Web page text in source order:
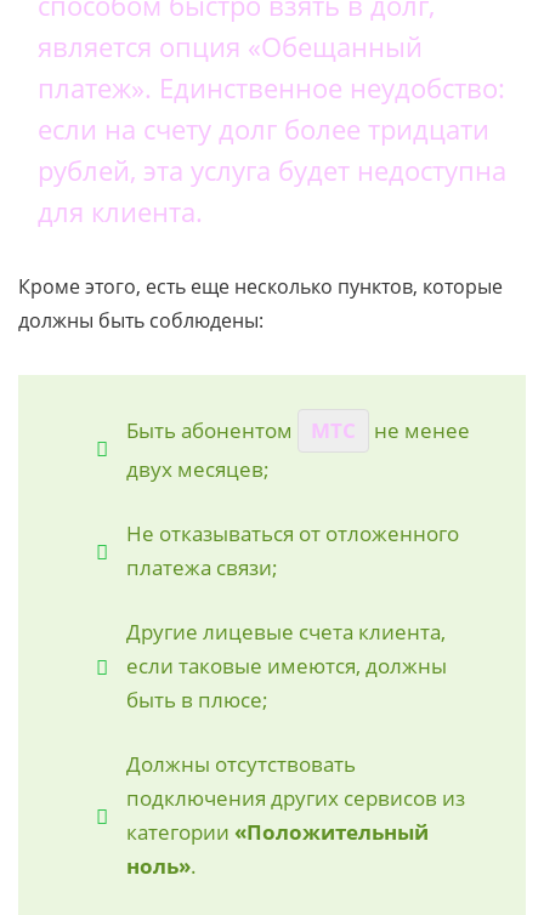
является опция «Обещанный
платеж». Единственное неудобство:
если на счету долг более тридцати
рублей, эта услуга будет недоступна
для клиента.
Кроме этого, есть еще несколько пунктов, которые
должны быть соблюдены:
Быть абонентом МТС
не менее
двух месяцев;
Не отказываться от отложенного
платежа связи;
Другие лицевые счета клиента,
если таковые имеются, должны
быть в плюсе;
Должны отсутствовать
подключения других сервисов из
категории «Положительный
ноль».